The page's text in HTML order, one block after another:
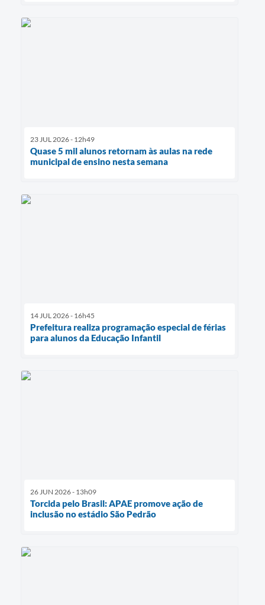
23 JUL 2026 - 12h49
Quase 5 mil alunos retornam às aulas na rede
municipal de ensino nesta semana
14 JUL 2026 - 16h45
Prefeitura realiza programação especial de férias
para alunos da Educação Infantil
26 JUN 2026 - 13h09
Torcida pelo Brasil: APAE promove ação de
inclusão no estádio São Pedrão